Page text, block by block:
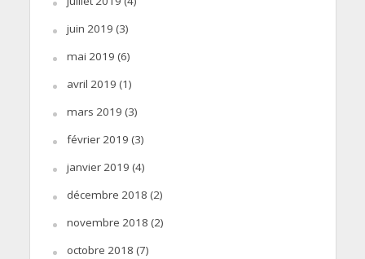
juin 2019 (3)
mai 2019 (6)
avril 2019 (1)
mars 2019 (3)
février 2019 (3)
janvier 2019 (4)
décembre 2018 (2)
novembre 2018 (2)
octobre 2018 (7)